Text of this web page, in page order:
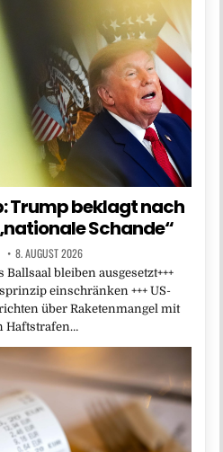
Trump beklagt nach
Schande“
8. AUGUST 2026
bleiben ausgesetzt+++
einschränken +++ US-
über Raketenmangel mit
Haftstrafen…